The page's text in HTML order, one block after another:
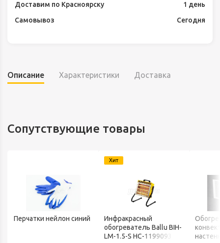
Доставим по Красноярску
1 день
Самовывоз
Сегодня
Описание Характеристики Доставка
Сопутствующие товары
Перчатки нейлон синий
Хит
Инфракрасный
обогреватель Ballu BIH-
LM-1.5-S НС-1199093